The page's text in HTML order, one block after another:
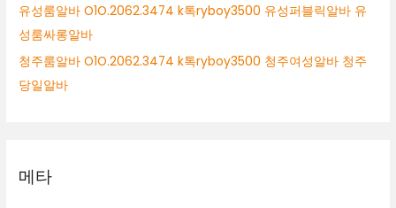
유성룸알바 O1O.2062.3474 k톡ryboy3500 유성퍼블릭알바 유
성룸싸롱알바
청주룸알바 O1O.2062.3474 k톡ryboy3500 청주여성알바 청주
당일알바
메타